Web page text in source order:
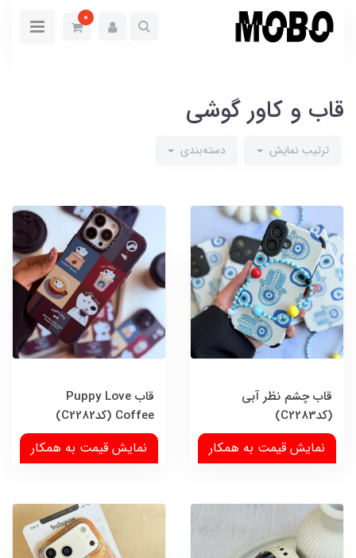
0
قاب و کاور گوشی
ترتیب نمایش دسته‌بندی
قاب چشم نظر آبی
(کدC2283)
نمایش قیمت به همکار
قاب Puppy Love
Coffee (کدC2282)
نمایش قیمت به همکار